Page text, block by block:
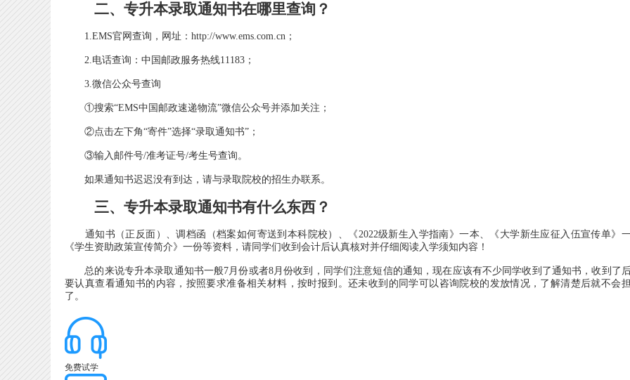
二、 专升本录取通知书在哪里查询？
1.EMS官网查询，网址：http://www.ems.com.cn；
2.电话查询：中国邮政服务热线11183；
3.微信公众号查询
①搜索“EMS中国邮政速递物流”微信公众号并添加关注；
②点击左下角“寄件”选择“录取通知书”；
③输入邮件号/准考证号/考生号查询。
如果通知书迟迟没有到达，请与录取院校的招生办联系。
三、专升本录取通知书有什么东西？
通知书（正反面）、调档函（档案如何寄送到本科院校）、《2022级新生入学指南》一本、《大学新生应征入伍宣传单》
《学生资助政策宣传简介》一份等资料，请同学们收到会计后认真核对并仔细阅读入学须知内容！
总的来说专升本录取通知书一般7月份或者8月份收到，同学们注意短信的通知，现在应该有不少同学收到了通知书，收到了
要认真查看通知书的内容，按照要求准备相关材料，按时报到。还未收到的同学可以咨询院校的发放情况，了解清楚后就不会
了。
免费试学